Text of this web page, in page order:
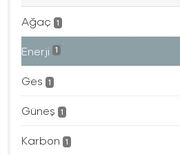
Ağaç 1
Enerji 1
Ges 1
Güneş 1
Karbon 1